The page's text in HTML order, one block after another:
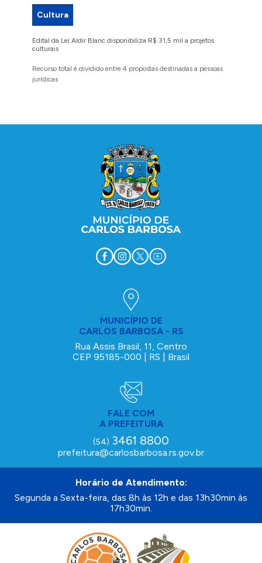
Cultura
Edital da Lei Aldir Blanc disponibiliza R$ 31,5 mil a projetos
culturais
Recurso total é dividido entre 4 propostas destinadas a pessoas
jurídicas
MUNICÍPIO DE
CARLOS BARBOSA - RS
Rua Assis Brasil, 11, Centro
CEP 95185-000 | RS | Brasil
FALE COM
A PREFEITURA
(54) 3461 8800
prefeitura@carlosbarbosa.rs.gov.br
Horário de Atendimento:
Segunda a Sexta-feira, das 8h às 12h e das 13h30min às
17h30min.